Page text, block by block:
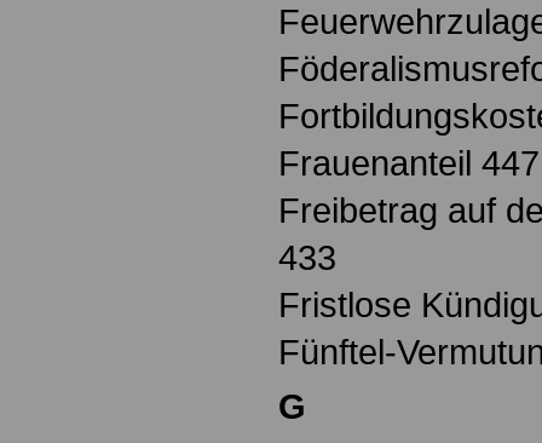
Frauenanteil 447
Freibetrag auf
433
Fristlose
Fünftel-
G